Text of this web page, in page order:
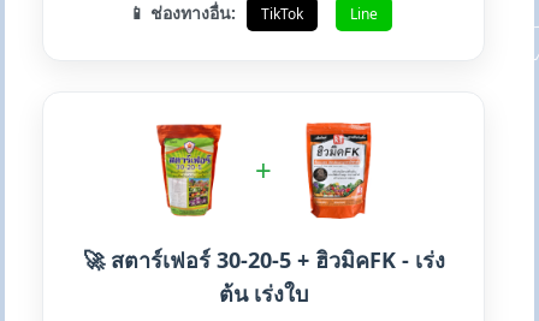
📱 ช่องทางอื่น: TikTok Line
+
🚀 สตาร์เฟอร์ 30-20-5 + ฮิวมิคFK - เร่ง
ต้น เร่งใบ